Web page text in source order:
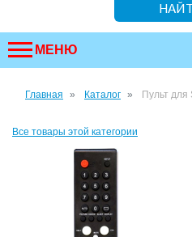
МЕНЮ
Главная Каталог Пульт для
Все товары этой категории